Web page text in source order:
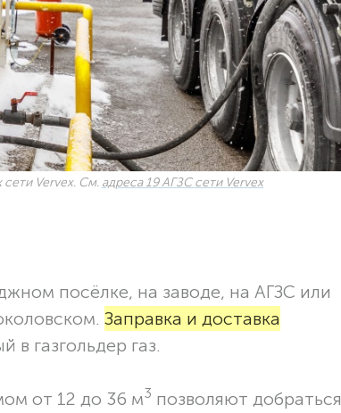
сети Vervex. См. адреса 19 АГЗС сети Vervex
посёлке, на заводе, на АГЗС или
Заправка и доставка
в газгольдер газ.
от 12 до 36 м3 позволяют добраться